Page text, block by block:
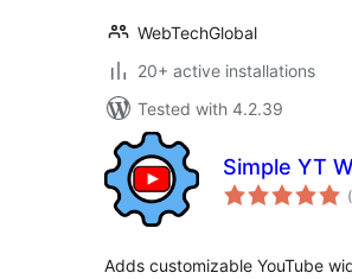
WebTechGlobal
20+ active installations
Tested with 4.2.39
Simple YT
Adds customizable YouTube